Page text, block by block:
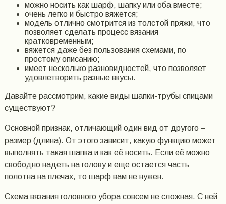
можно носить как шарф, шапку или оба вместе;
очень легко и быстро вяжется;
модель отлично смотрится из толстой пряжи, что
позволяет сделать процесс вязания
кратковременным;
вяжется даже без пользования схемами, по
простому описанию;
имеет несколько разновидностей, что позволяет
удовлетворить разные вкусы.
Давайте рассмотрим, какие виды шапки-трубы спицами
существуют?
Основной признак, отличающий один вид от другого –
размер (длина). От этого зависит, какую функцию может
выполнять такая шапка и как её носить. Если её можно
свободно надеть на голову и еще остается часть
полотна на плечах, то шарф вам не нужен.
Схема вязания головного убора совсем не сложная. С ней